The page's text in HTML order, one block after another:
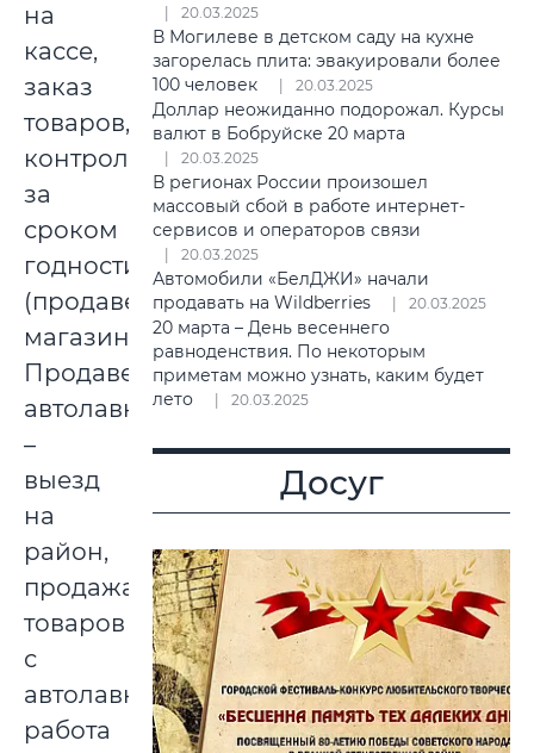
на
кассе,
заказ
товаров,
контроль
за
сроком
годности
(продавец
магазина).
Продавец
автолавки
–
выезд
на
район,
продажа
товаров
с
автолавки,
работа
20.03.2025
В Могилеве в детском саду на кухне
загорелась плита: эвакуировали более
100 человек
20.03.2025
Доллар неожиданно подорожал. Курсы
валют в Бобруйске 20 марта
20.03.2025
В регионах России произошел
массовый сбой в работе интернет-
сервисов и операторов связи
20.03.2025
Автомобили «БелДЖИ» начали
продавать на Wildberries
20.03.2025
20 марта – День весеннего
равноденствия. По некоторым
приметам можно узнать, каким будет
лето
20.03.2025
Досуг